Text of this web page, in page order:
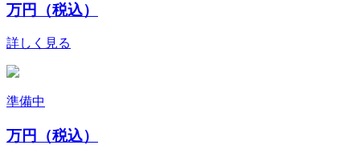
万円（税込）
詳しく見る
準備中
万円（税込）